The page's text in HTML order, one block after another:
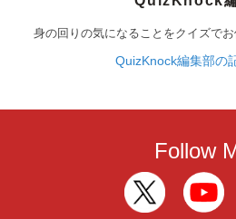
身の回りの気になることをクイズでお
QuizKnock編集部の
Follow